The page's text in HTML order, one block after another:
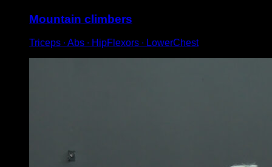
Mountain climbers
Triceps ∙ Abs ∙ HipFlexors ∙ LowerChest